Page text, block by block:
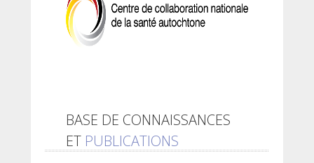
BASE DE CONNAISSANCES
ET PUBLICATIONS